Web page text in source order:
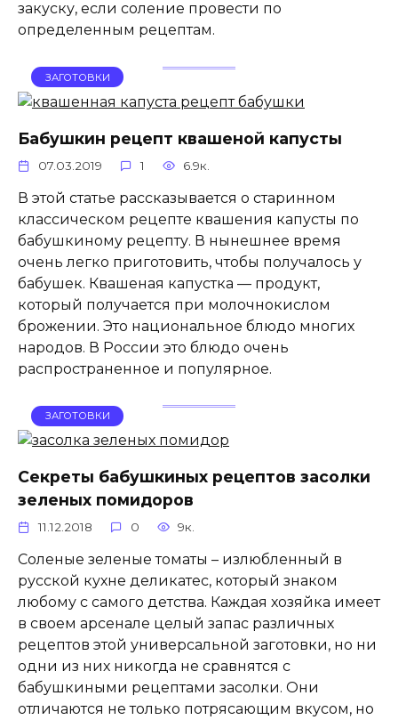
закуску, если соление провести по
определенным рецептам.
ЗАГОТОВКИ
Бабушкин рецепт квашеной капусты
07.03.2019 1 6.9к.
В этой статье рассказывается о старинном
классическом рецепте квашения капусты по
бабушкиному рецепту. В нынешнее время
очень легко приготовить, чтобы получалось у
бабушек. Квашеная капустка — продукт,
который получается при молочнокислом
брожении. Это национальное блюдо многих
народов. В России это блюдо очень
распространенное и популярное.
ЗАГОТОВКИ
Секреты бабушкиных рецептов засолки
зеленых помидоров
11.12.2018 0 9к.
Соленые зеленые томаты – излюбленный в
русской кухне деликатес, который знаком
любому с самого детства. Каждая хозяйка имеет
в своем арсенале целый запас различных
рецептов этой универсальной заготовки, но ни
одни из них никогда не сравнятся с
бабушкиными рецептами засолки. Они
отличаются не только потрясающим вкусом, но